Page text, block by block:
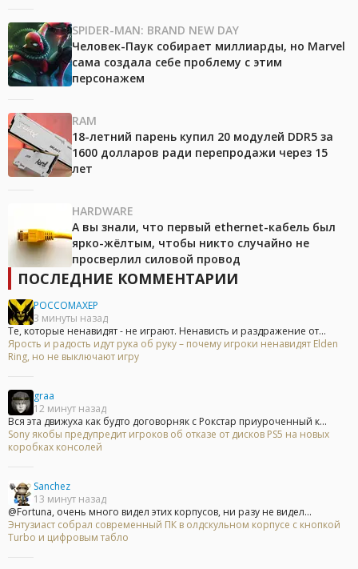
SPIDER-MAN: BRAND NEW DAY
Человек-Паук собирает миллиарды, но Marvel
сама создала себе проблему с этим
персонажем
RAM
18-летний парень купил 20 модулей DDR5 за
1600 долларов ради перепродажи через 15
лет
HARDWARE
А вы знали, что первый ethernet-кабель был
ярко-жёлтым, чтобы никто случайно не
просверлил силовой провод
ПОСЛЕДНИЕ КОММЕНТАРИИ
POCCOMAXEP
3 минуты назад
Те, которые ненавидят - не играют. Ненависть и раздражение от...
Ярость и радость идут рука об руку – почему игроки ненавидят Elden
Ring, но не выключают игру
graa
12 минут назад
Вся эта движуха как будто договорняк с Рокстар приуроченный к...
Sony якобы предупредит игроков об отказе от дисков PS5 на новых
коробках консолей
Sanchez
13 минут назад
@Fortuna, очень много видел этих корпусов, ни разу не видел...
Энтузиаст собрал современный ПК в олдскульном корпусе с кнопкой
Turbo и цифровым табло